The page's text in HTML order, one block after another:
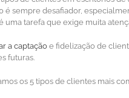
é sempre desafiador,
uma tarefa que exige muita
a captaçãoe fidelização de
futuras.
os 5 tipos de clientes mais